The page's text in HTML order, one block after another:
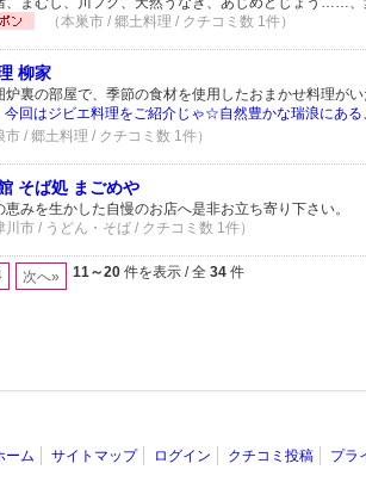
（本巣市 / 郷土料理 / クチコミ数 1件）
柳家
炉裏の部屋で、季節の食材を使用したおまかせ料理が
今回はジビエ料理をご紹介じゃ☆自然豊かな瑞浪にあ
市 / 郷土料理 / クチコミ数 1件）
そば処 まごめや
恵みを生かした自慢のお店へ是非お立ち寄り下さい。
川市 / うどん・そば / クチコミ数 1件）
次へ» 11～20 件を表示 / 全 34 件
ーム サイトマップ ログイン クチコミ投稿 プラ